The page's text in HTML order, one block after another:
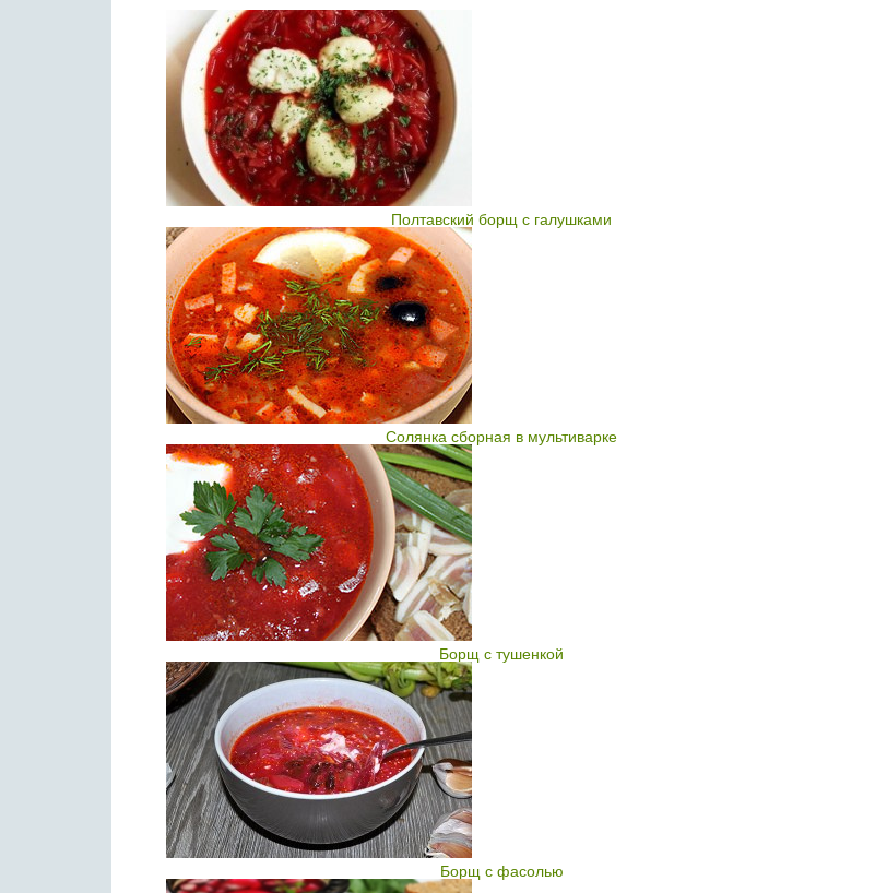
Полтавский борщ с галушками
Солянка сборная в мультиварке
Борщ с тушенкой
Борщ с фасолью